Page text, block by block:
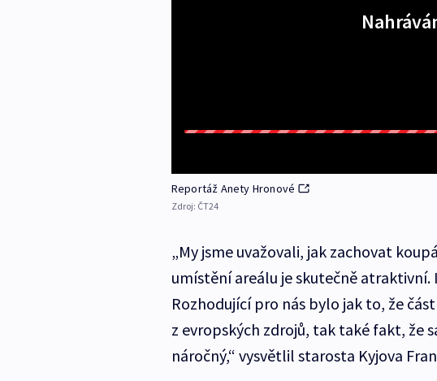
Reportáž Anety Hronové
Zdroj: ČT24
„My jsme uvažovali, jak zachovat
umístění areálu je skutečně atraktivní.
Rozhodující pro nás bylo jak to, že
z evropských zdrojů, tak také fakt, že
náročný,“ vysvětlil starosta Kyjova